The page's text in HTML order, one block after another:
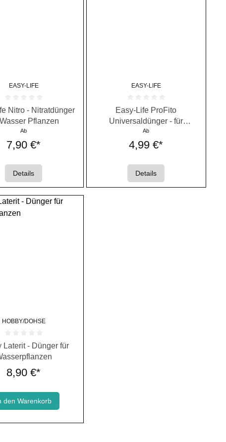
EASY-LIFE
Bewertung von 0 von 5 Sternen
Nitro - Nitratdünger
Pflanzen
Ab
7,90 €*
Details
EASY-LIFE
Durchschnittliche Bewertung von 0
Easy-Life ProFito
Universaldünger - für
Aquariumpflanzen
Ab
4,99 €*
Details
HOBBY/DOHSE
Bewertung von 0 von 5 Sternen
Laterit - Dünger für
8,90 €*
den Warenkorb